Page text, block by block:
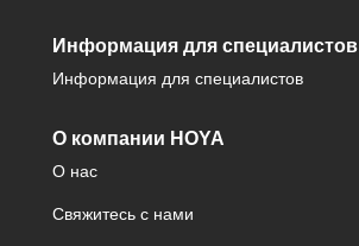
Информация для специалистов
Информация для специалистов
О компании HOYA
О нас
Свяжитесь с нами